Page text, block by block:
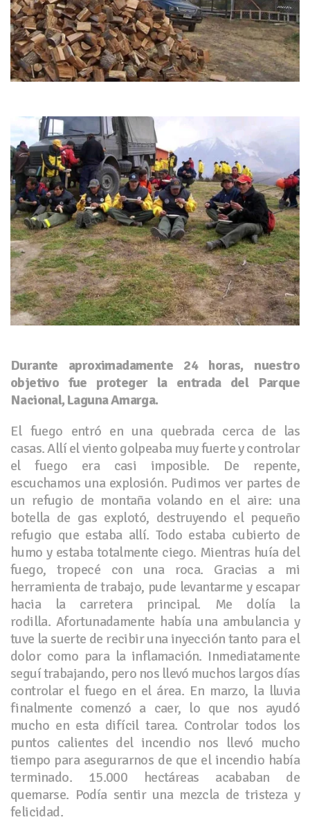
Durante aproximadamente 24 horas, nuestro
objetivo fue proteger la entrada del Parque
Nacional, Laguna Amarga.
El fuego entró en una quebrada cerca de las
casas. Allí el viento golpeaba muy fuerte y controlar
el fuego era casi imposible. De repente,
escuchamos una explosión. Pudimos ver partes de
un refugio de montaña volando en el aire: una
botella de gas explotó, destruyendo el pequeño
refugio que estaba allí. Todo estaba cubierto de
humo y estaba totalmente ciego. Mientras huía del
fuego, tropecé con una roca. Gracias a mi
herramienta de trabajo, pude levantarme y escapar
hacia la carretera principal. Me dolía la
rodilla. Afortunadamente había una ambulancia y
tuve la suerte de recibir una inyección tanto para el
dolor como para la inflamación. Inmediatamente
seguí trabajando, pero nos llevó muchos largos días
controlar el fuego en el área. En marzo, la lluvia
finalmente comenzó a caer, lo que nos ayudó
mucho en esta difícil tarea. Controlar todos los
puntos calientes del incendio nos llevó mucho
tiempo para asegurarnos de que el incendio había
terminado. 15.000 hectáreas acababan de
quemarse. Podía sentir una mezcla de tristeza y
felicidad.